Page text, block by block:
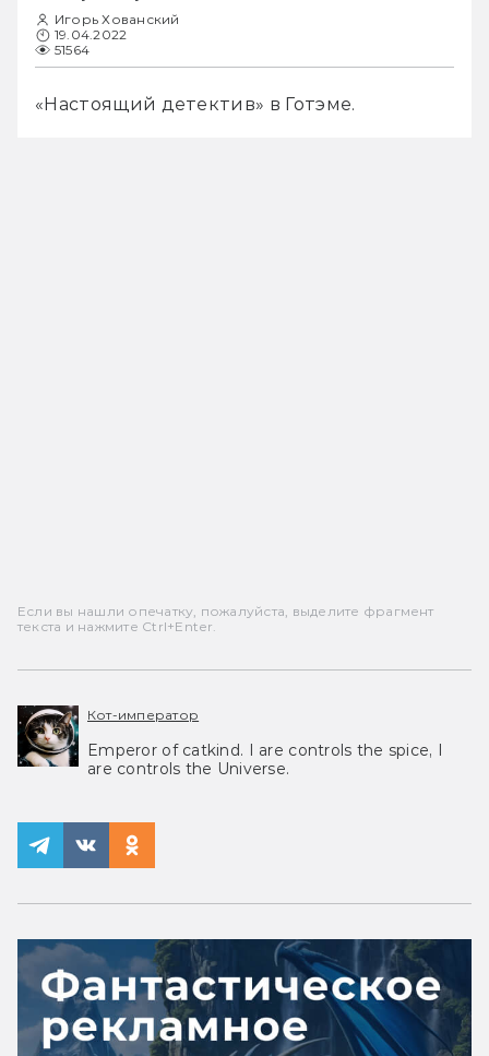
Игорь Хованский
19.04.2022
51564
«Настоящий детектив» в Готэме.
Если вы нашли опечатку, пожалуйста, выделите фрагмент
текста и нажмите Ctrl+Enter.
Кот-император
Emperor of catkind. I are controls the spice, I
are controls the Universe.